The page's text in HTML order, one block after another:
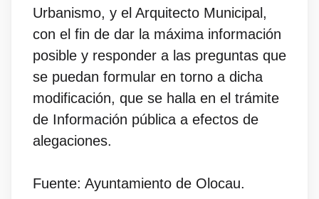
Urbanismo, y el Arquitecto Municipal,
con el fin de dar la máxima información
posible y responder a las preguntas que
se puedan formular en torno a dicha
modificación, que se halla en el trámite
de Información pública a efectos de
alegaciones.
Fuente: Ayuntamiento de Olocau.